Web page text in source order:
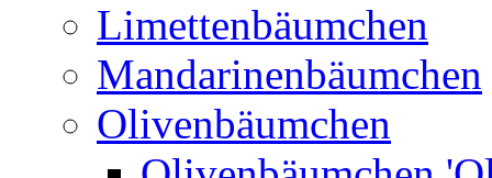
Limettenbäumchen
Mandarinenbäumchen
Olivenbäumchen